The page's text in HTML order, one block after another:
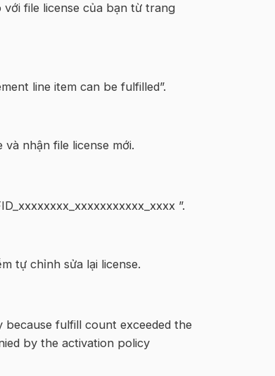
file license của bạn từ trang
line item can be fulfilled”.
nhận file license mới.
”.
tự chỉnh sửa lại license.
fulfill count exceeded the
by the activation policy